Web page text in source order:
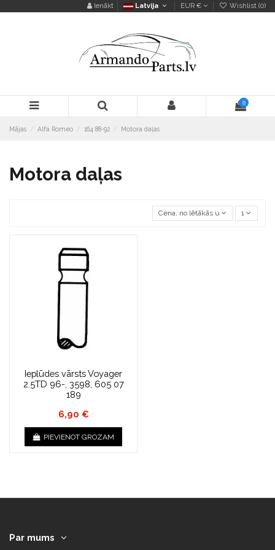
Ienākt Latvija EUR € Wishlist (0)
0
Mājas Alfa Romeo 164 88-92 Motora daļas
Motora daļas
Cena, no lētākās uz dārgāko
1
Ieplūdes vārsts Voyager
2.5TD 96-, 3598, 605 07
189
6,90 €
PIEVIENOT GROZAM
Par mums